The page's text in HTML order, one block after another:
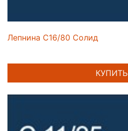
Лепнина C16/80 Солид
КУПИТЬ